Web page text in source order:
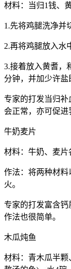
材料：当归1钱、
1.先将鸡腿洗净并
2.再将鸡腿放入水
3.接着放入黄耆，
分钟，并加少许盐
专家的打发当归
会正常，亦可促进
牛奶麦片
材料：牛奶、麦片
作法：将两种材料
火。
专家的打发富含钙
作法也很简单。
木瓜炖鱼
材料：青木瓜半